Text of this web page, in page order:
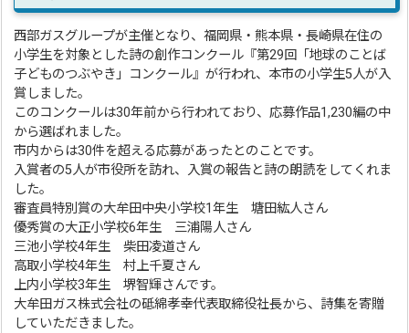
西部ガスグループが主催となり、福岡県・熊本県・長崎県在住の
小学生を対象とした詩の創作コンクール『第29回「地球のことば
子どものつぶやき」コンクール』が行われ、本市の小学生5人が入
賞しました。
このコンクールは30年前から行われており、応募作品1,230編の中
から選ばれました。
市内からは30件を超える応募があったとのことです。
入賞者の5人が市役所を訪れ、入賞の報告と詩の朗読をしてくれま
した。
審査員特別賞の大牟田中央小学校1年生 塘田紘人さん
優秀賞の大正小学校6年生 三浦陽人さん
三池小学校4年生 柴田凌道さん
高取小学校4年生 村上千夏さん
上内小学校3年生 堺智輝さんです。
大牟田ガス株式会社の砥綿孝幸代表取締役社長から、詩集を寄贈
していただきました。